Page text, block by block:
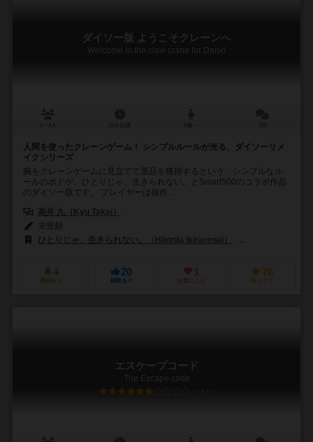
ダイソー版 ようこそクレーンへ
Welcome to the claw crane for Daiso
人間を使ったクレーンゲーム！ シンプルルールが光る、ダイソーリメ
イクシリーズ
腕をクレーンゲームに見立てて景品を獲得するという、シンプルなル
ールのボドゲ。ひとりじゃ、生きられない。とSmart500のコラボ作品
のダイソー版です。 プレイヤーは操作...
高井 九（Kyu Takai）
ひとりじゃ、生きられない。（Hitorija Ikirarenai）
4
興味あり
20
経験あり
1
お気に入り
76
持ってる
エスケープコード
The Escape code
6.0